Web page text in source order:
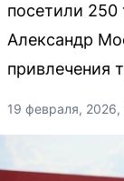
посетили 250
Александр
привлечения
19 февраля, 2026,